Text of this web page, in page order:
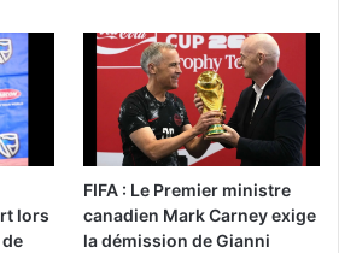
lors
de
FIFA : Le Premier ministre
canadien Mark Carney exige
la démission de Gianni